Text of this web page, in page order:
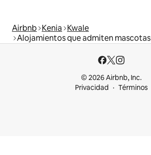
Airbnb Kenia Kwale
Alojamientos que admiten mascotas
© 2026 Airbnb, Inc.
Privacidad
Términos